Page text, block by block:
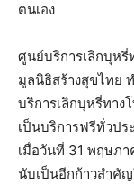
ตนเอง
ศูนย์บริการเลิกบุห
มูลนิธิสร้างสุขไทย
บริการเลิกบุหรี่ทาง
เป็นบริการฟรีทั่วปร
เมื่อวันที่ 31 พฤษภ
นับเป็นอีกก้าวสำคั